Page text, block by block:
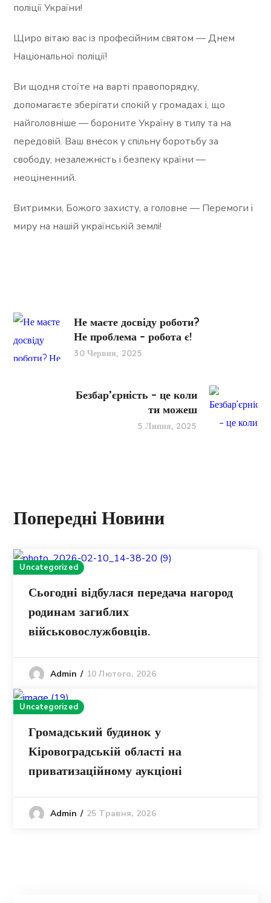
поліції України!
Щиро вітаю вас із професійним святом — Днем
Національної поліції!
Ви щодня стоїте на варті правопорядку,
допомагаєте зберігати спокій у громадах і, що
найголовніше — бороните Україну в тилу та на
передовій. Ваш внесок у спільну боротьбу за
свободу, незалежність і безпеку країни —
неоціненний.
Витримки, Божого захисту, а головне — Перемоги і
миру на нашій українській землі!
Не маєте досвіду роботи?
Не проблема – робота є!
30 Червня, 2025
Безбар’єрність – це коли
ти можеш
5 Липня, 2025
Попередні Новини
Uncategorized
Сьогодні відбулася передача нагород
родинам загиблих
військовослужбовців.
Admin 10 Лютого, 2026
Uncategorized
Громадський будинок у
Кіровоградській області на
приватизаційному аукціоні
Admin 25 Травня, 2026